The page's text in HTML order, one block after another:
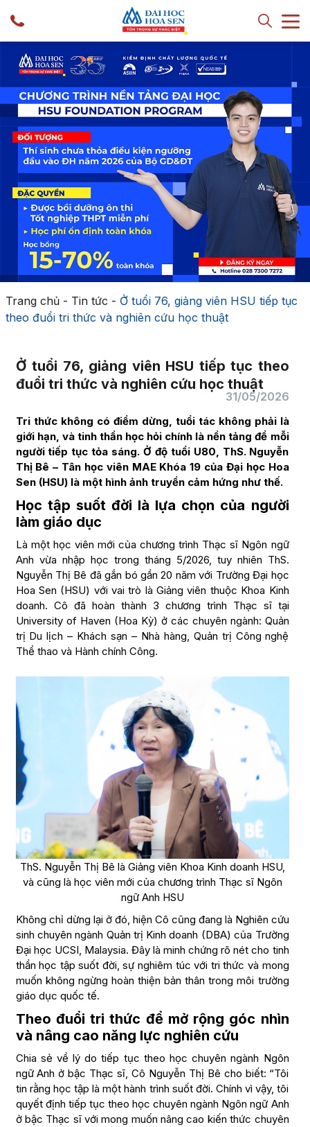
Trang chủ- Tin tức - Ở tuổi 76, giảng viên HSU tiếp tục
theo đuổi tri thức và nghiên cứu học thuật
Ở tuổi 76, giảng viên HSU tiếp tục theo
đuổi tri thức và nghiên cứu học thuật
31/05/2026
Tri thức không có điểm dừng, tuổi tác không phải là
giới hạn, và tinh thần học hỏi chính là nền tảng để mỗi
người tiếp tục tỏa sáng. Ở độ tuổi U80, ThS. Nguyễn
Thị Bê – Tân học viên MAE Khóa 19 của Đại học Hoa
Sen (HSU) là một hình ảnh truyền cảm hứng như thế.
Học tập suốt đời là lựa chọn của người
làm giáo dục
Là một học viên mới của chương trình Thạc sĩ Ngôn ngữ
Anh vừa nhập học trong tháng 5/2026, tuy nhiên ThS.
Nguyễn Thị Bê đã gắn bó gần 20 năm với Trường Đại học
Hoa Sen (HSU) với vai trò là Giảng viên thuộc Khoa Kinh
doanh. Cô đã hoàn thành 3 chương trình Thạc sĩ tại
University of Haven (Hoa Kỳ) ở các chuyên ngành: Quản
trị Du lịch – Khách sạn – Nhà hàng, Quản trị Công nghệ
Thể thao và Hành chính Công.
ThS. Nguyễn Thị Bê là Giảng viên Khoa Kinh doanh HSU,
và cũng là học viên mới của chương trình Thạc sĩ Ngôn
ngữ Anh HSU
Không chỉ dừng lại ở đó, hiện Cô cũng đang là Nghiên cứu
sinh chuyên ngành Quản trị Kinh doanh (DBA) của Trường
Đại học UCSI, Malaysia. Đây là minh chứng rõ nét cho tinh
thần học tập suốt đời, sự nghiêm túc với tri thức và mong
muốn không ngừng hoàn thiện bản thân trong môi trường
giáo dục quốc tế.
Theo đuổi tri thức để mở rộng góc nhìn
và nâng cao năng lực nghiên cứu
Chia sẻ về lý do tiếp tục theo học chuyên ngành Ngôn
ngữ Anh ở bậc Thạc sĩ, Cô Nguyễn Thị Bê cho biết: “Tôi
tin rằng học tập là một hành trình suốt đời. Chính vì vậy, tôi
quyết định tiếp tục theo học chuyên ngành Ngôn ngữ Anh
ở bậc Thạc sĩ với mong muốn nâng cao kiến thức chuyên